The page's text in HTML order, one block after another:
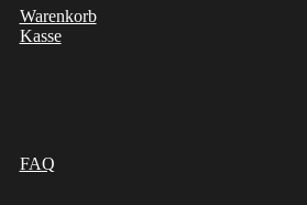
Warenkorb
Kasse
FAQ